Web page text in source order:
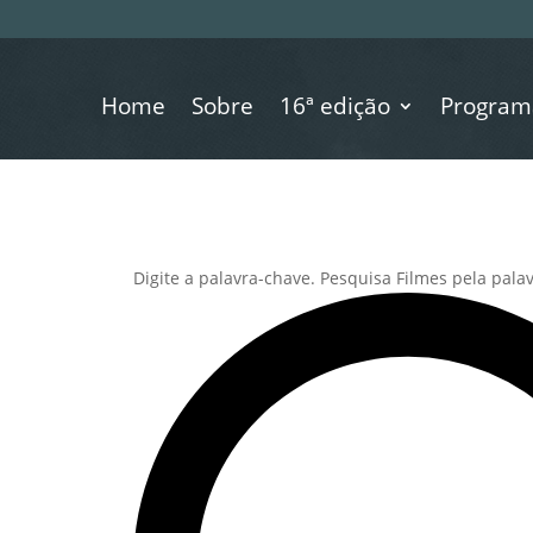
Home Sobre 16ª edição
e
visuais
Filmes
Procurar
eventos
Digite a palavra-chave. Pesquisa Filmes pela